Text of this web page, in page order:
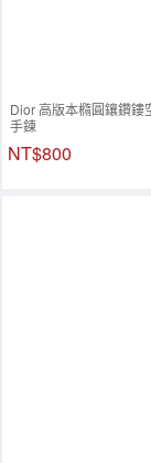
Dior 高版本橢圓鑲鑽鏤
手鍊
NT$800